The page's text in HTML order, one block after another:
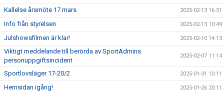
Kallelse årsmöte 17 mars 2025-02-13 16:51
Info från styrelsen 2025-02-13 10:49
Julshowsfilmen är klar! 2025-02-10 14:13
Viktigt meddelande till berörda av SportAdmins
personuppgiftsincident
2025-02-07 11:14
Sportlovsläger 17-20/2 2025-01-31 10:11
Hemsidan igång! 2025-01-26 20:11